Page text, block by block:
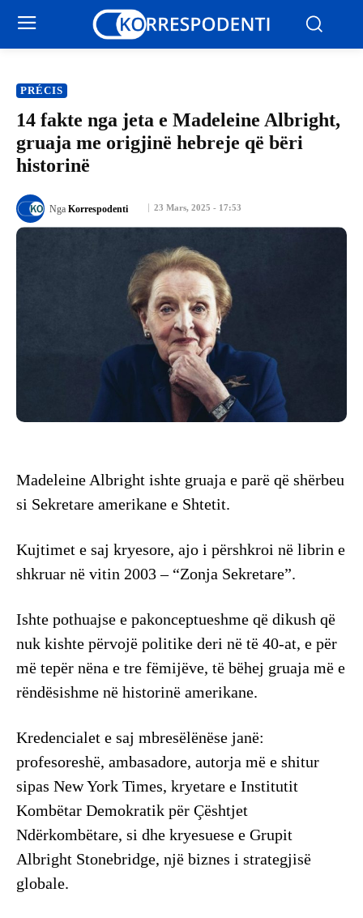
PRÉCIS
14 fakte nga jeta e Madeleine Albright,
gruaja me origjinë hebreje që bëri
historinë
23 Mars, 2025 - 17:53
Nga Korrespodenti
Madeleine Albright ishte gruaja e parë që shërbeu
si Sekretare amerikane e Shtetit.
Kujtimet e saj kryesore, ajo i përshkroi në librin e
shkruar në vitin 2003 – “Zonja Sekretare”.
Ishte pothuajse e pakonceptueshme që dikush që
nuk kishte përvojë politike deri në të 40-at, e për
më tepër nëna e tre fëmijëve, të bëhej gruaja më e
rëndësishme në historinë amerikane.
Kredencialet e saj mbresëlënëse janë:
profesoreshë, ambasadore, autorja më e shitur
sipas New York Times, kryetare e Institutit
Kombëtar Demokratik për Çështjet
Ndërkombëtare, si dhe kryesuese e Grupit
Albright Stonebridge, një biznes i strategjisë
globale.